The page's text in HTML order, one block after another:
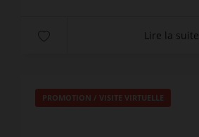
Lire la suite
PROMOTION / VISITE VIRTUELLE